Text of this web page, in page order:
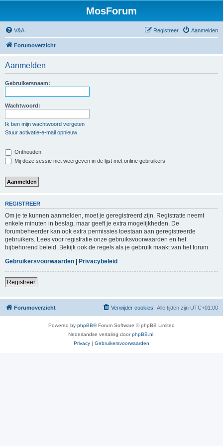
MosForum
V&A Aanmelden
Registreer
Forumoverzicht
Aanmelden
Gebruikersnaam:
Wachtwoord:
Ik ben mijn wachtwoord vergeten
Stuur activatie-e-mail opnieuw
Onthouden
Mij deze sessie niet weergeven in de lijst met online gebruikers
REGISTREER
Om je te kunnen aanmelden, moet je geregistreerd zijn. Registratie neemt
enkele minuten in beslag, maar geeft je extra mogelijkheden. De
forumbeheerder kan ook extra permissies toestaan aan geregistreerde
gebruikers. Lees voor registratie onze gebruiksvoorwaarden en het
bijbehorend beleid. Bekijk ook de regels als je gebruik maakt van het forum.
Gebruikersvoorwaarden | Privacybeleid
Registreer
Forumoverzicht Alle tijden zijn UTC+01:00
Verwijder cookies
Powered by phpBB® Forum Software © phpBB Limited
Nederlandse vertaling doorphpBB.nl
Privacy | Gebruikersvoorwaarden